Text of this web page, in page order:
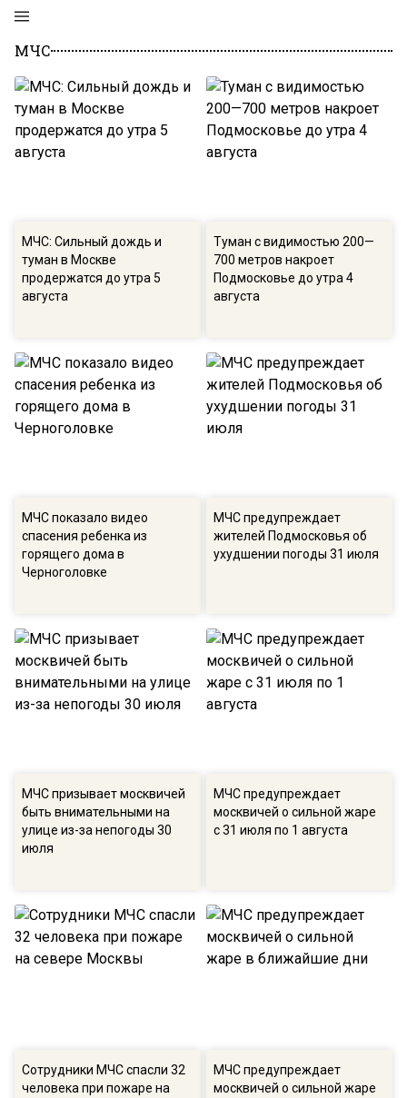
МЧС
МЧС: Сильный дождь и
туман в Москве
продержатся до утра 5
августа
Туман с видимостью 200—
700 метров накроет
Подмосковье до утра 4
августа
МЧС показало видео
спасения ребенка из
горящего дома в
Черноголовке
МЧС предупреждает
жителей Подмосковья об
ухудшении погоды 31 июля
МЧС призывает москвичей
быть внимательными на
улице из-за непогоды 30
июля
МЧС предупреждает
москвичей о сильной жаре
с 31 июля по 1 августа
Сотрудники МЧС спасли 32
человека при пожаре на
МЧС предупреждает
москвичей о сильной жаре